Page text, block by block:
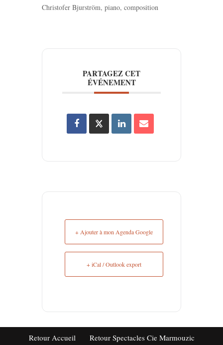
Christofer Bjurström, piano, composition
PARTAGEZ CET
ÉVÉNEMENT
+ Ajouter à mon Agenda Google
+ iCal / Outlook export
Retour Accueil Retour Spectacles Cie Marmouzic